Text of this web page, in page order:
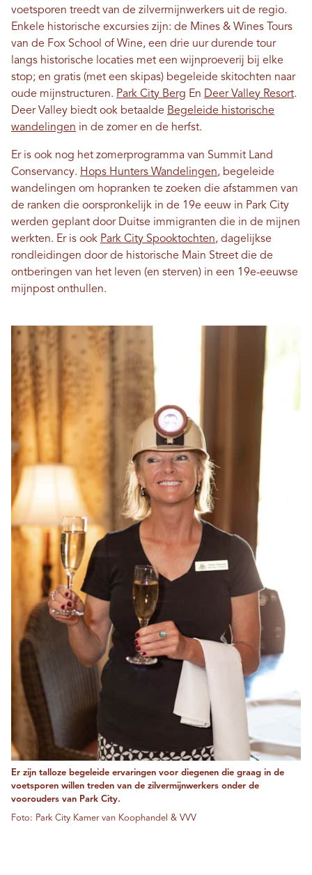
voetsporen treedt van de zilvermijnwerkers uit de regio.
Enkele historische excursies zijn: de Mines & Wines Tours
van de Fox School of Wine, een drie uur durende tour
langs historische locaties met een wijnproeverij bij elke
stop; en gratis (met een skipas) begeleide skitochten naar
oude mijnstructuren. Park City Berg En Deer Valley Resort.
Deer Valley biedt ook betaalde Begeleide historische
wandelingen in de zomer en de herfst.
Er is ook nog het zomerprogramma van Summit Land
Conservancy. Hops Hunters Wandelingen, begeleide
wandelingen om hopranken te zoeken die afstammen van
de ranken die oorspronkelijk in de 19e eeuw in Park City
werden geplant door Duitse immigranten die in de mijnen
werkten. Er is ook Park City Spooktochten, dagelijkse
rondleidingen door de historische Main Street die de
ontberingen van het leven (en sterven) in een 19e-eeuwse
mijnpost onthullen.
Er zijn talloze begeleide ervaringen voor diegenen die graag in de
voetsporen willen treden van de zilvermijnwerkers onder de
voorouders van Park City.
Foto: Park City Kamer van Koophandel & VVV